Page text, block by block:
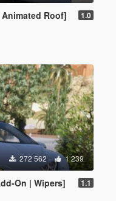
Roof] 1.0
272 562 1 239
On | Wipers] 1.1